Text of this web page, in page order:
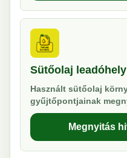
Sütőolaj leadóhely
Használt sütőolaj
gyűjtőpontjainak
Megnyitás